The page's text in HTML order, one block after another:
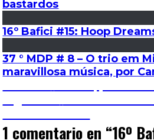
bastardos
16º Bafici #15: Hoop
37 ° MDP # 8 – O trio em
maravillosa música, por
Navegación
de
1 comentario en “16º